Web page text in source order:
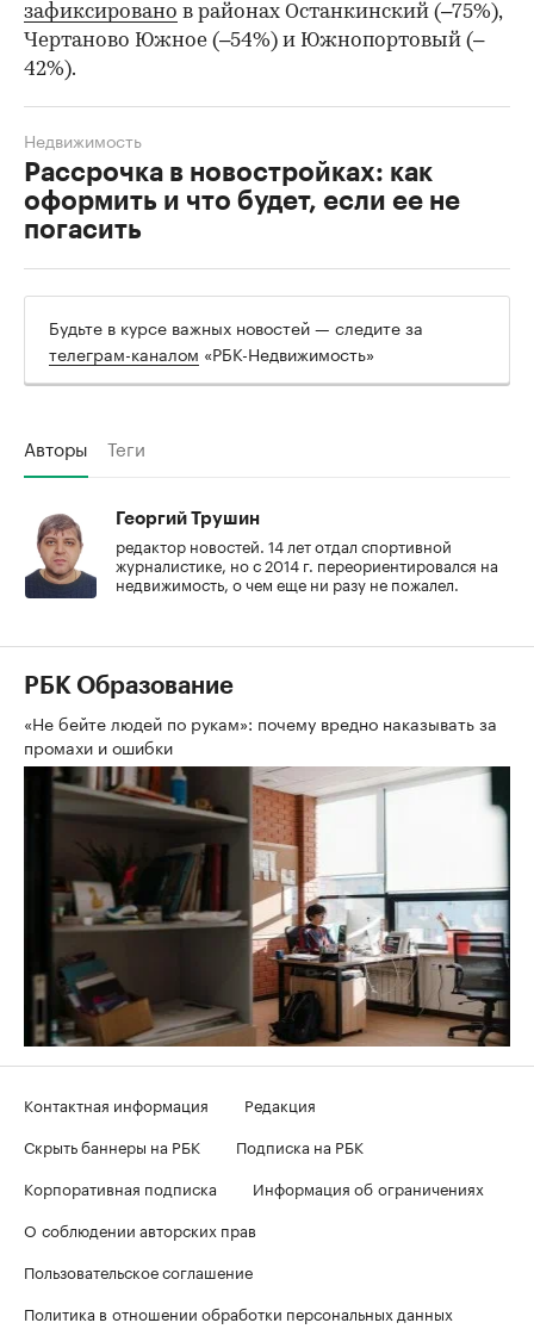
зафиксировано в районах Останкинский (–75%),
Чертаново Южное (–54%) и Южнопортовый (–
42%).
Рассрочка в новостройках: как
оформить и что будет, если ее не
погасить
Недвижимость
Будьте в курсе важных новостей — следите за
телеграм-каналом «РБК-Недвижимость»
Авторы Теги
Георгий Трушин
редактор новостей. 14 лет отдал спортивной
журналистике, но с 2014 г. переориентировался на
недвижимость, о чем еще ни разу не пожалел.
РБК Образование
«Не бейте людей по рукам»: почему вредно наказывать за
промахи и ошибки
Контактная информация
Редакция
Скрыть баннеры на РБК
Подписка на РБК
Корпоративная подписка
Информация об ограничениях
О соблюдении авторских прав
Пользовательское соглашение
Политика в отношении обработки персональных данных